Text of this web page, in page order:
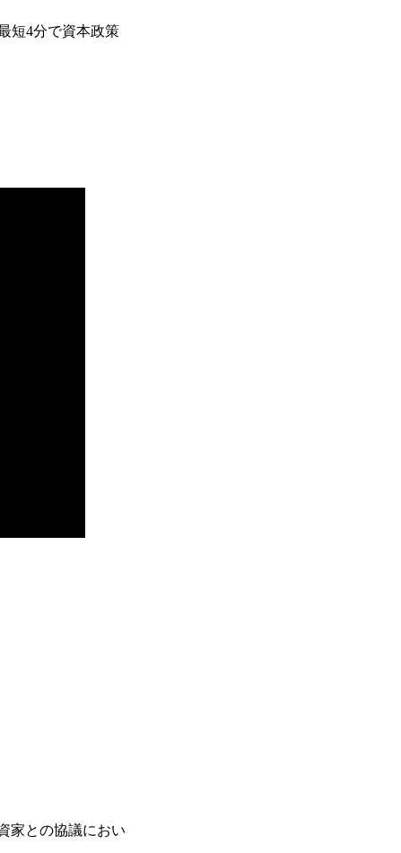
短4分で資本政策
家との協議におい